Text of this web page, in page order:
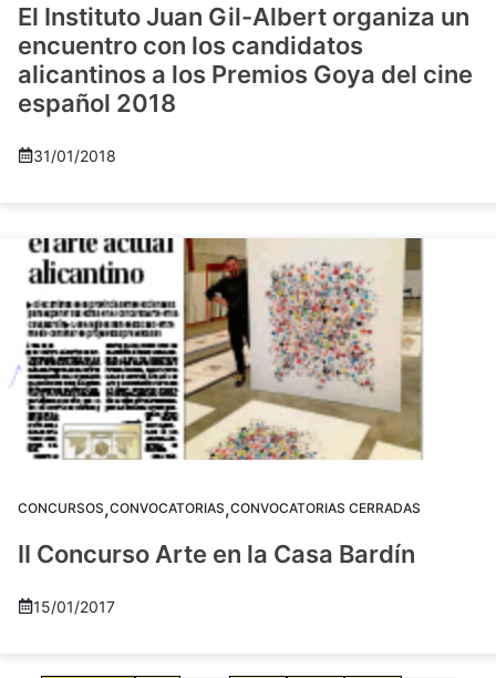
El Instituto Juan Gil-Albert organiza un
encuentro con los candidatos
alicantinos a los Premios Goya del cine
español 2018
31/01/2018
CONCURSOS,CONVOCATORIAS,CONVOCATORIAS CERRADAS
II Concurso Arte en la Casa Bardín
15/01/2017